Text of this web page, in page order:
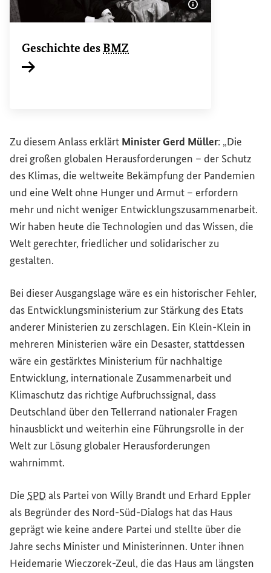
Geschichte desBMZ
Zu diesem Anlass erklärt Minister Gerd Müller: „Die
drei großen globalen Herausforderungen – der Schutz
des Klimas, die weltweite Bekämpfung der Pandemien
und eine Welt ohne Hunger und Armut – erfordern
mehr und nicht weniger Entwicklungszusammenarbeit.
Wir haben heute die Technologien und das Wissen, die
Welt gerechter, friedlicher und solidarischer zu
gestalten.
Bei dieser Ausgangslage wäre es ein historischer Fehler,
das Entwicklungsministerium zur Stärkung des Etats
anderer Ministerien zu zerschlagen. Ein Klein-Klein in
mehreren Ministerien wäre ein Desaster, stattdessen
wäre ein gestärktes Ministerium für nachhaltige
Entwicklung, internationale Zusammenarbeit und
Klimaschutz das richtige Aufbruchssignal, dass
Deutschland über den Tellerrand nationaler Fragen
hinausblickt und weiterhin eine Führungsrolle in der
Welt zur Lösung globaler Herausforderungen
wahrnimmt.
Die SPD als Partei von Willy Brandt und Erhard Eppler
als Begründer des Nord-Süd-Dialogs hat das Haus
geprägt wie keine andere Partei und stellte über die
Jahre sechs Minister und Ministerinnen. Unter ihnen
Heidemarie Wieczorek-Zeul, die das Haus am längsten